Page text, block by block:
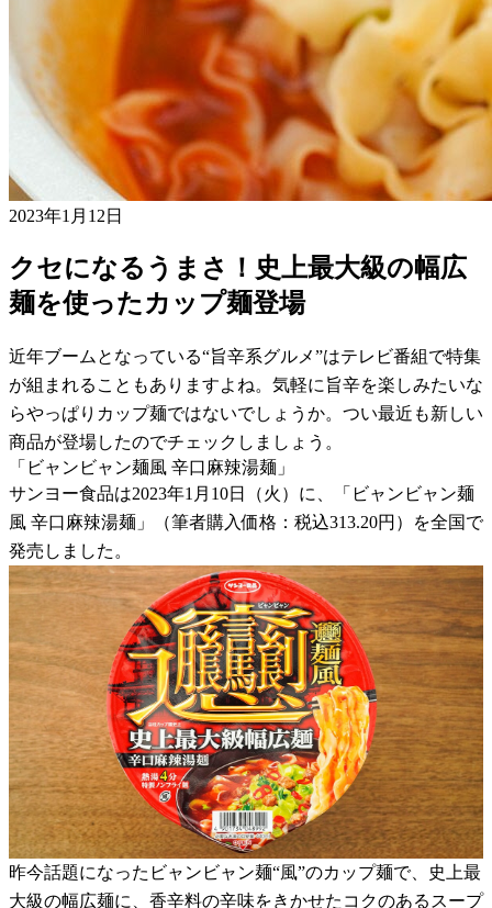
2023年1月12日
クセになるうまさ！史上最大級の幅広
麺を使ったカップ麺登場
近年ブームとなっている“旨辛系グルメ”はテレビ番組で特集
が組まれることもありますよね。気軽に旨辛を楽しみたいな
らやっぱりカップ麺ではないでしょうか。つい最近も新しい
商品が登場したのでチェックしましょう。
「ビャンビャン麺風 辛口麻辣湯麺」
サンヨー食品は2023年1月10日（火）に、「ビャンビャン麺
風 辛口麻辣湯麺」（筆者購入価格：税込313.20円）を全国で
発売しました。
昨今話題になったビャンビャン麺“風”のカップ麺で、史上最
大級の幅広麺に、香辛料の辛味をきかせたコクのあるスープ